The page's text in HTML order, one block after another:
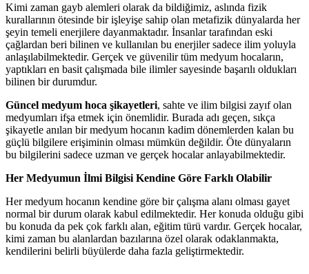
Kimi zaman gayb alemleri olarak da bildiğimiz, aslında fizik
kurallarının ötesinde bir işleyişe sahip olan metafizik dünyalarda her
şeyin temeli enerjilere dayanmaktadır. İnsanlar tarafından eski
çağlardan beri bilinen ve kullanılan bu enerjiler sadece ilim yoluyla
anlaşılabilmektedir. Gerçek ve güvenilir tüm medyum hocaların,
yaptıkları en basit çalışmada bile ilimler sayesinde başarılı oldukları
bilinen bir durumdur.
Güncel medyum hoca şikayetleri, sahte ve ilim bilgisi zayıf olan
medyumları ifşa etmek için önemlidir. Burada adı geçen, sıkça
şikayetle anılan bir medyum hocanın kadim dönemlerden kalan bu
güçlü bilgilere erişiminin olması mümkün değildir. Öte dünyaların
bu bilgilerini sadece uzman ve gerçek hocalar anlayabilmektedir.
Her Medyumun İlmi Bilgisi Kendine Göre Farklı Olabilir
Her medyum hocanın kendine göre bir çalışma alanı olması gayet
normal bir durum olarak kabul edilmektedir. Her konuda olduğu gibi
bu konuda da pek çok farklı alan, eğitim türü vardır. Gerçek hocalar,
kimi zaman bu alanlardan bazılarına özel olarak odaklanmakta,
kendilerini belirli büyülerde daha fazla geliştirmektedir.